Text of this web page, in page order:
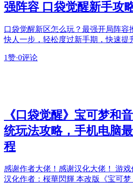
强阵容 口袋觉醒新手攻
口袋觉醒新区怎么玩？最强开局阵容
快人一步，轻松度过新手期，快速提
1赞·0评论
《口袋觉醒》宝可梦和
统玩法攻略，手机电脑
程
感谢作者大佬！感谢汉化大佬！ 游戏
汉化作者：桜華閃輝 本改版《宝可